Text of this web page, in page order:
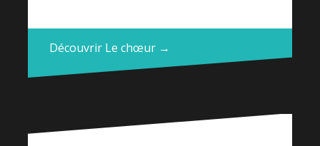
Découvrir Le chœur →